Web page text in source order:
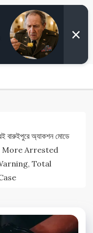
বারুইপুরে অ্যাকশন মোডে
| 12 More Arrested
Total